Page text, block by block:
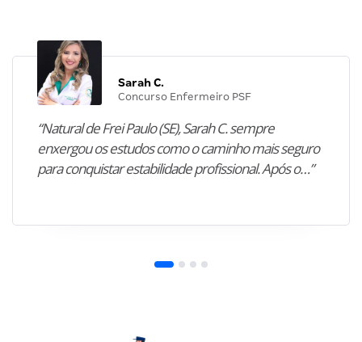
Sarah C.
Concurso Enfermeiro PSF
“Natural de Frei Paulo (SE), Sarah C. sempre
enxergou os estudos como o caminho mais seguro
para conquistar estabilidade profissional. Após o…”